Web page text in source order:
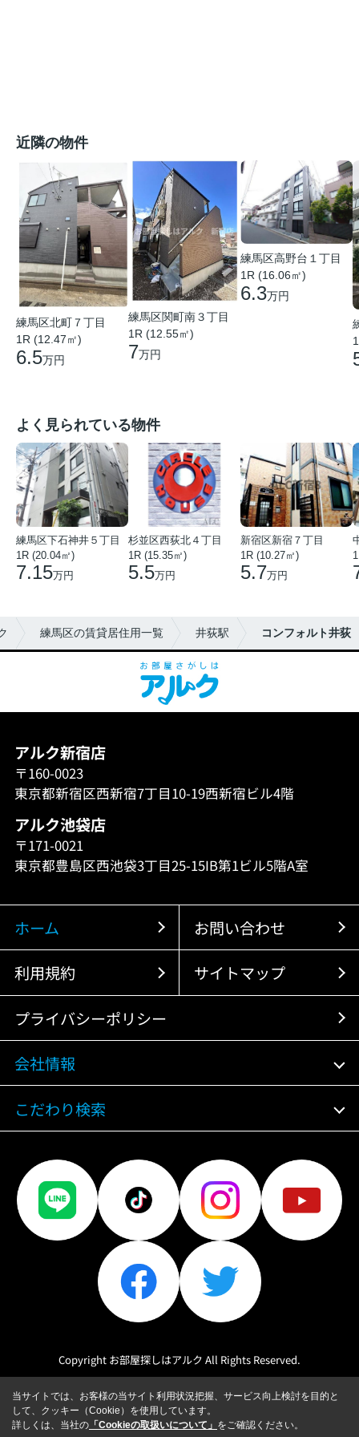
近隣の物件
練馬区北町７丁目
1R (12.47㎡)
6.5万円
練馬区関町南３丁目
1R (12.55㎡)
7万円
練馬区高野台１丁目
1R (16.06㎡)
6.3万円
よく見られている物件
練馬区下石神井５丁目
1R (20.04㎡)
7.15万円
杉並区西荻北４丁目
1R (15.35㎡)
5.5万円
新宿区新宿７丁目
1R (10.27㎡)
5.7万円
練馬区の賃貸居住用一覧 井荻駅 コンフォルト井荻
アルク新宿店
〒160-0023
東京都新宿区西新宿7丁目10-19西新宿ビル4階
アルク池袋店
〒171-0021
東京都豊島区西池袋3丁目25-15IB第1ビル5階A室
ホーム お問い合わせ
利用規約 サイトマップ
プライバシーポリシー
会社情報
こだわり検索
Copyright お部屋探しはアルク All Rights Reserved.
当サイトでは、お客様の当サイト利用状況把握、サービス向上検討を目的と
して、クッキー（Cookie）を使用しています。
詳しくは、当社の 「Cookieの取扱いについて」 をご確認ください。